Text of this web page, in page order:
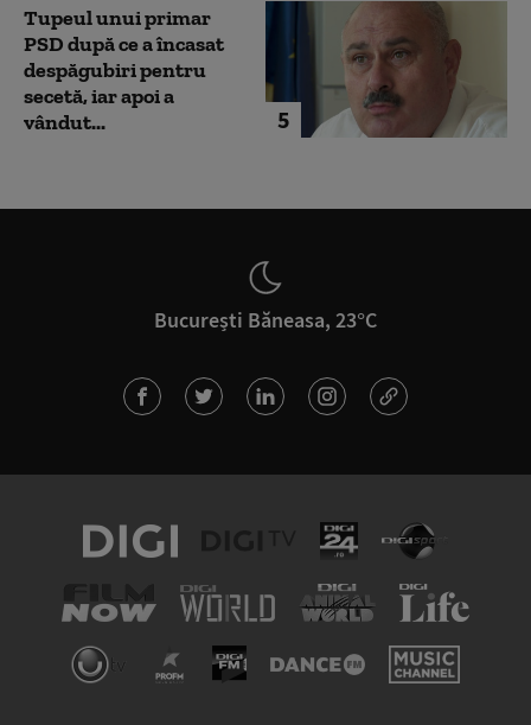
5
Tupeul unui primar
PSD după ce a încasat
despăgubiri pentru
secetă, iar apoi a
vândut...
București Băneasa, 23°C